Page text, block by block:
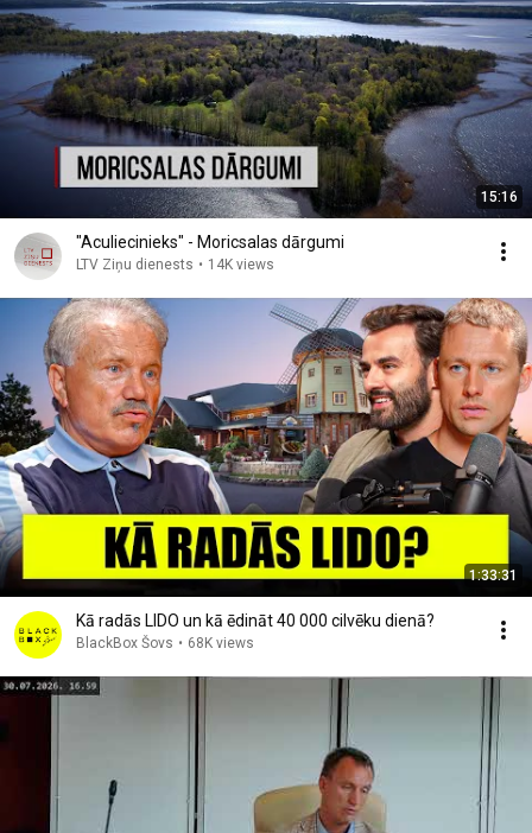
15:16
"Aculiecinieks" - Moricsalas dārgumi
LTV Ziņu dienests • 14K views
1:33:31
Kā radās LIDO un kā ēdināt 40 000 cilvēku dienā?
BlackBox Šovs • 68K views